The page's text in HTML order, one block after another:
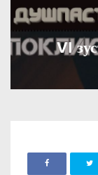
VI
ADMIN